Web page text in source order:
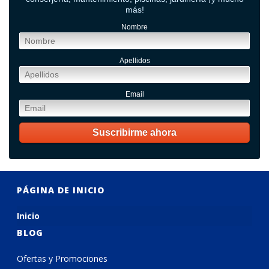
más!
Nombre
Apellidos
Email
PÁGINA DE INICIO
Inicio
BLOG
Ofertas y Promociones